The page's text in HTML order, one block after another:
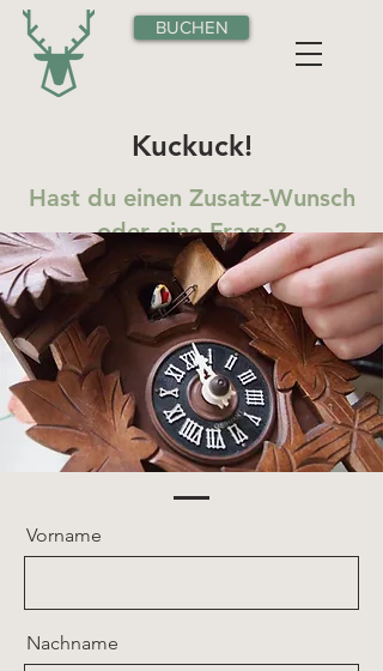
BUCHEN
Kuckuck!
Hast du einen Zusatz-Wunsch
oder eine Frage?
Wir sind selbstverständlich
gerne für dich da.
Kontakt aufnehmen
Vorname
Nachname